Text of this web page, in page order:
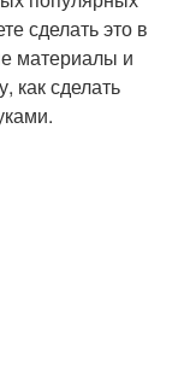
сделать это в
материалы и
как сделать